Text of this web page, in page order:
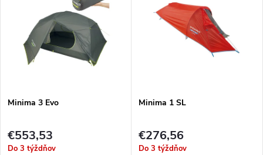
Minima 3 Evo
€553,53
Do 3 týždňov
Minima 1 SL
€276,56
Do 3 týždňov